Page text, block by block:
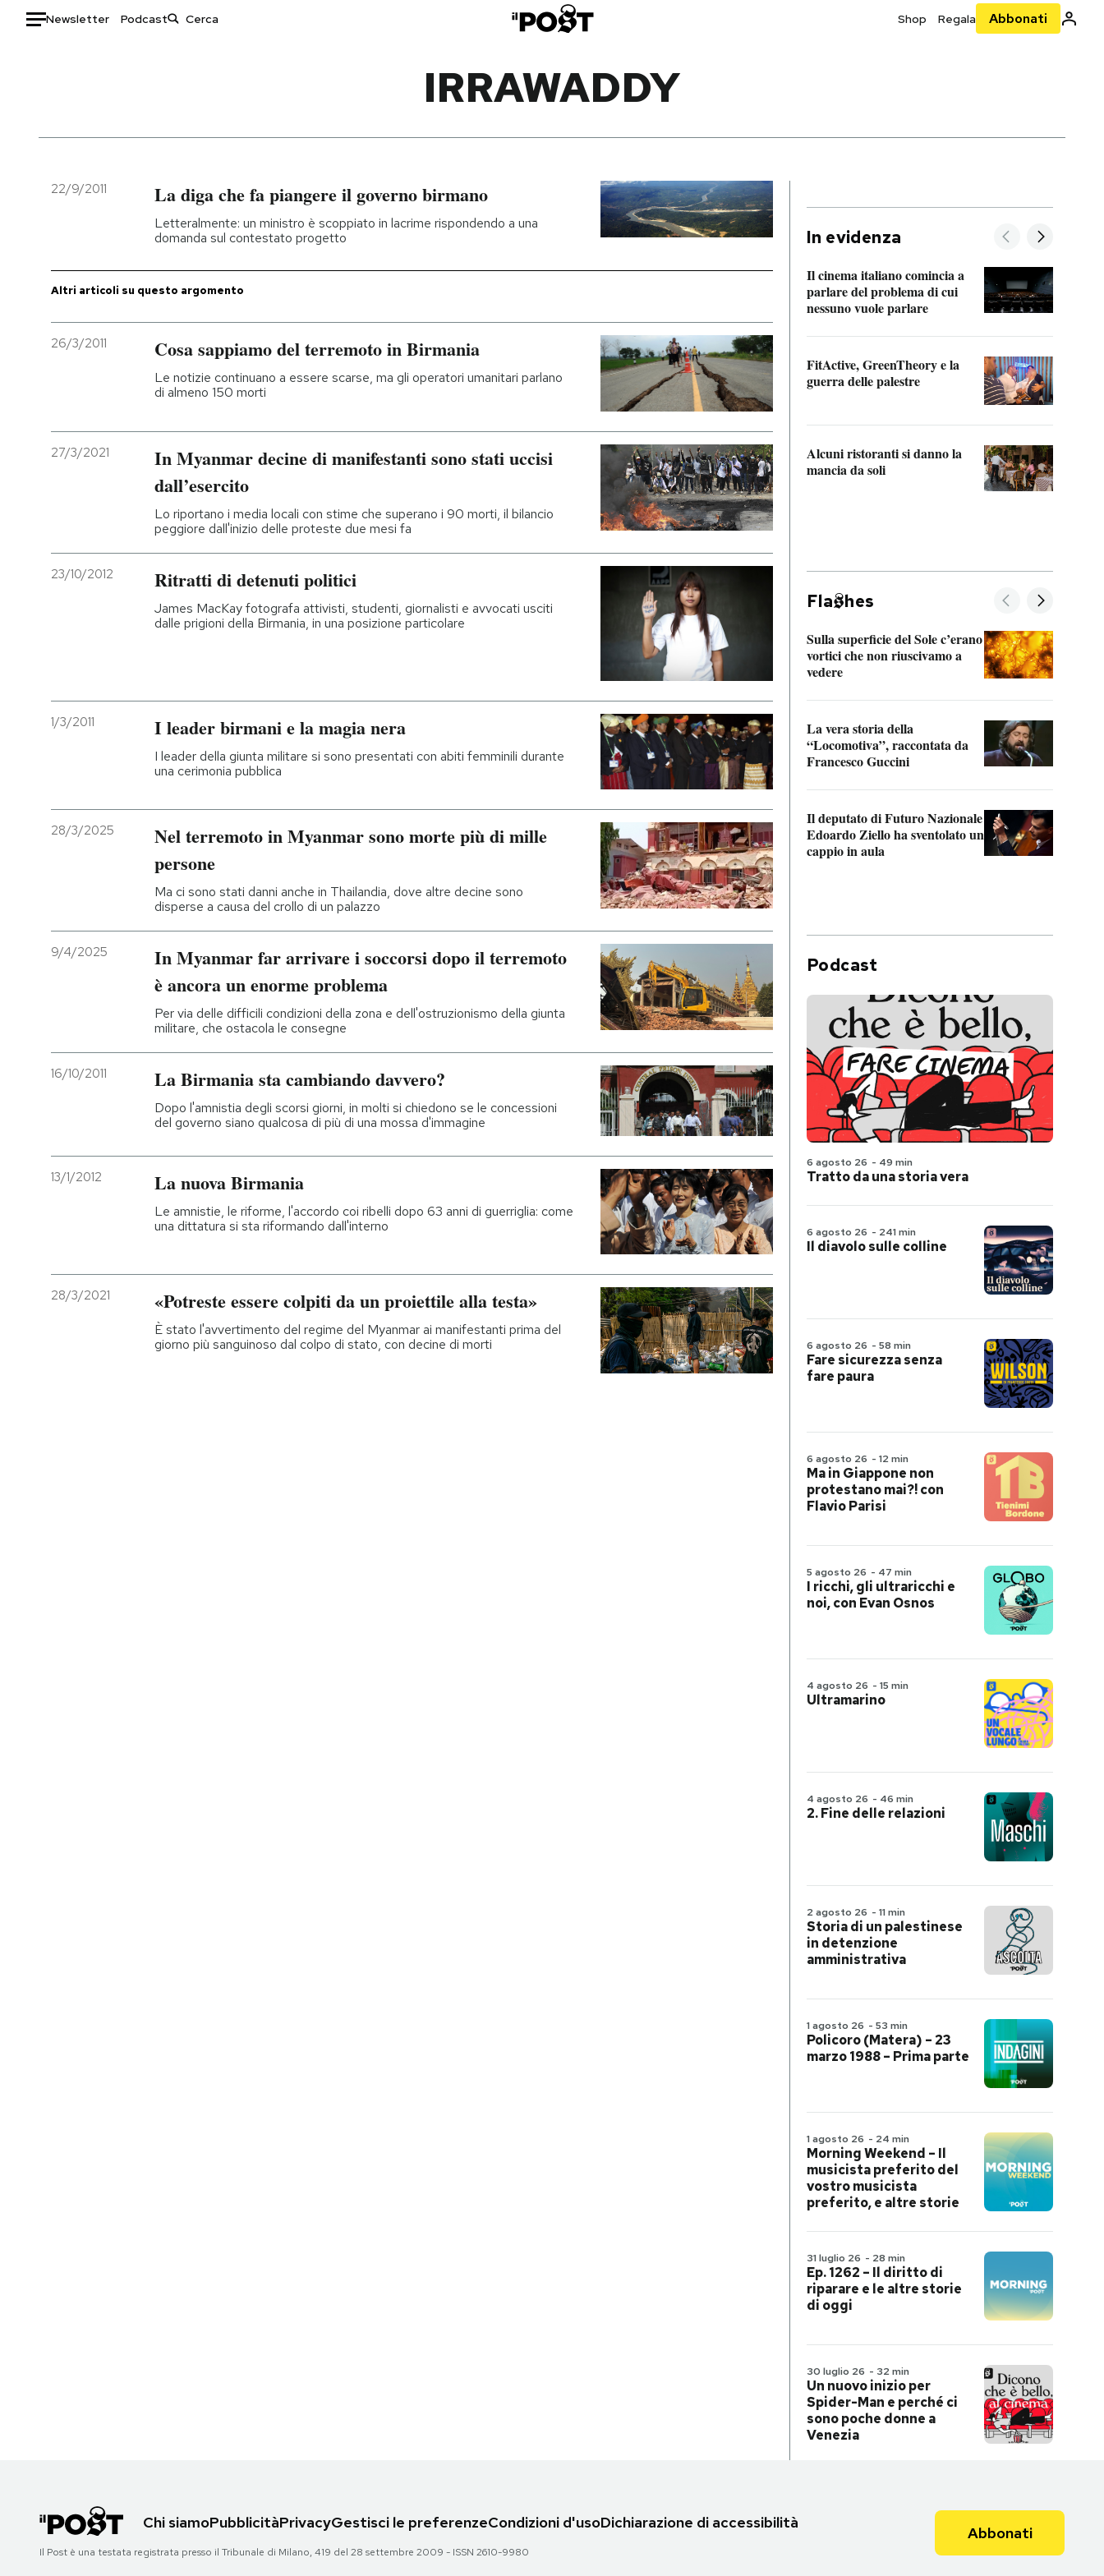
Newsletter Podcast Shop Regala Abbonati
Italia
Politica
Sport
Moda
Storie/Idee
Ok Boomer!
Mondiali calcio 2026
NEWSLETTER
Entra
IRRAWADDY
22/9/2011 La diga che fa piangere il governo birmano
Letteralmente: un ministro è scoppiato in lacrime rispondendo a una
domanda sul contestato progetto
Altri articoli su questo argomento
26/3/2011 Cosa sappiamo del terremoto in Birmania
Le notizie continuano a essere scarse, ma gli operatori umanitari parlano
di almeno 150 morti
27/3/2021
In Myanmar decine di manifestanti sono stati uccisi
dall’esercito
Lo riportano i media locali con stime che superano i 90 morti, il bilancio
peggiore dall'inizio delle proteste due mesi fa
23/10/2012 Ritratti di detenuti politici
James MacKay fotografa attivisti, studenti, giornalisti e avvocati usciti
dalle prigioni della Birmania, in una posizione particolare
1/3/2011 I leader birmani e la magia nera
I leader della giunta militare si sono presentati con abiti femminili durante
una cerimonia pubblica
28/3/2025
Nel terremoto in Myanmar sono morte più di mille
persone
Ma ci sono stati danni anche in Thailandia, dove altre decine sono
disperse a causa del crollo di un palazzo
9/4/2025
In Myanmar far arrivare i soccorsi dopo il terremoto
è ancora un enorme problema
Per via delle difficili condizioni della zona e dell'ostruzionismo della giunta
militare, che ostacola le consegne
16/10/2011 La Birmania sta cambiando davvero?
Dopo l'amnistia degli scorsi giorni, in molti si chiedono se le concessioni
del governo siano qualcosa di più di una mossa d'immagine
13/1/2012 La nuova Birmania
Le amnistie, le riforme, l'accordo coi ribelli dopo 63 anni di guerriglia: come
una dittatura si sta riformando dall'interno
28/3/2021 «Potreste essere colpiti da un proiettile alla testa»
È stato l'avvertimento del regime del Myanmar ai manifestanti prima del
giorno più sanguinoso dal colpo di stato, con decine di morti
In evidenza
Il cinema italiano comincia a
parlare del problema di cui
nessuno vuole parlare
FitActive, GreenTheory e la
guerra delle palestre
Alcuni ristoranti si danno la
mancia da soli
Fla hes
Sulla superficie del Sole c’erano
vortici che non riuscivamo a
vedere
La vera storia della
“Locomotiva”, raccontata da
Francesco Guccini
Il deputato di Futuro Nazionale
Edoardo Ziello ha sventolato un
cappio in aula
Podcast
6 agosto 26 - 49 min
Tratto da una storia vera
6 agosto 26 - 241 min
Il diavolo sulle colline
6 agosto 26 - 58 min
Fare sicurezza senza
fare paura
6 agosto 26 - 12 min
Ma in Giappone non
protestano mai?! con
Flavio Parisi
5 agosto 26 - 47 min
I ricchi, gli ultraricchi e
noi, con Evan Osnos
4 agosto 26 - 15 min
Ultramarino
4 agosto 26 - 46 min
2. Fine delle relazioni
2 agosto 26 - 11 min
Storia di un palestinese
in detenzione
amministrativa
1 agosto 26 - 53 min
Policoro (Matera) – 23
marzo 1988 – Prima parte
1 agosto 26 - 24 min
Morning Weekend – Il
musicista preferito del
vostro musicista
preferito, e altre storie
31 luglio 26 - 28 min
Ep. 1262 – Il diritto di
riparare e le altre storie
di oggi
30 luglio 26 - 32 min
Un nuovo inizio per
Spider-Man e perché ci
sono poche donne a
Venezia
Chi siamoPubblicitàPrivacyGestisci le preferenzeCondizioni d'usoDichiarazione di accessibilità
Il Post è una testata registrata presso il Tribunale di Milano, 419 del 28 settembre 2009 - ISSN 2610-9980
Abbonati